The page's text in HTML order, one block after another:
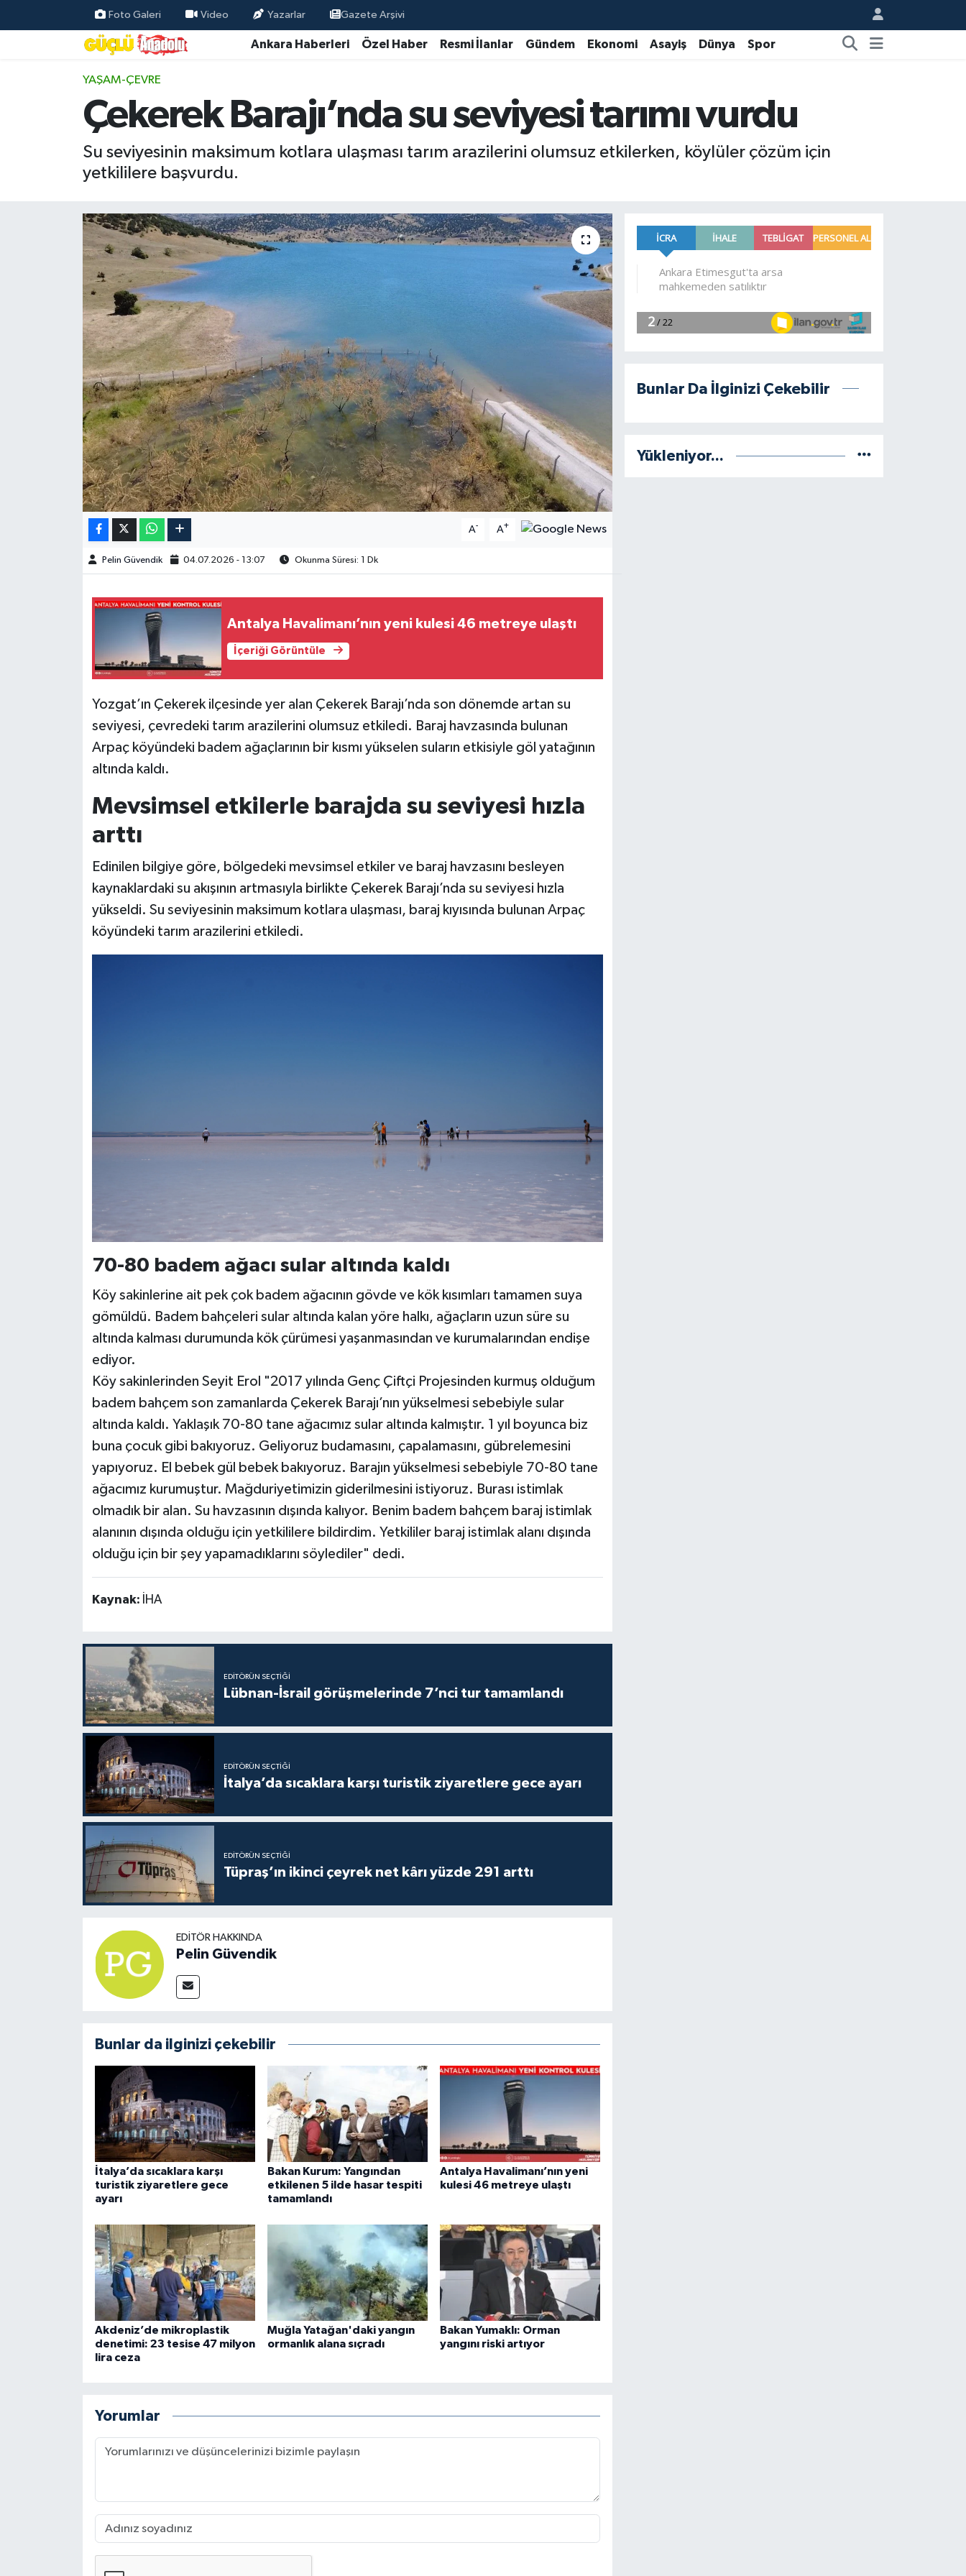
Foto Galeri Video Yazarlar Gazete Arşivi
Ankara Haberleri Özel Haber Resmi İlanlar Gündem Ekonomi Asayiş Dünya Spor
YAŞAM-ÇEVRE
Çekerek Barajı’nda su seviyesi tarımı vurdu
Su seviyesinin maksimum kotlara ulaşması tarım arazilerini olumsuz etkilerken, köylüler çözüm için
yetkililere başvurdu.
A- A+
Pelin Güvendik 04.07.2026 - 13:07 Okunma Süresi: 1 Dk
Antalya Havalimanı’nın yeni kulesi 46 metreye ulaştı
İçeriği Görüntüle
Yozgat’ın Çekerek ilçesinde yer alan Çekerek Barajı’nda son dönemde artan su
seviyesi, çevredeki tarım arazilerini olumsuz etkiledi. Baraj havzasında bulunan
Arpaç köyündeki badem ağaçlarının bir kısmı yükselen suların etkisiyle göl yatağının
altında kaldı.
Mevsimsel etkilerle barajda su seviyesi hızla
arttı
Edinilen bilgiye göre, bölgedeki mevsimsel etkiler ve baraj havzasını besleyen
kaynaklardaki su akışının artmasıyla birlikte Çekerek Barajı’nda su seviyesi hızla
yükseldi. Su seviyesinin maksimum kotlara ulaşması, baraj kıyısında bulunan Arpaç
köyündeki tarım arazilerini etkiledi.
70-80 badem ağacı sular altında kaldı
Köy sakinlerine ait pek çok badem ağacının gövde ve kök kısımları tamamen suya
gömüldü. Badem bahçeleri sular altında kalan yöre halkı, ağaçların uzun süre su
altında kalması durumunda kök çürümesi yaşanmasından ve kurumalarından endişe
ediyor.
Köy sakinlerinden Seyit Erol "2017 yılında Genç Çiftçi Projesinden kurmuş olduğum
badem bahçem son zamanlarda Çekerek Barajı’nın yükselmesi sebebiyle sular
altında kaldı. Yaklaşık 70-80 tane ağacımız sular altında kalmıştır. 1 yıl boyunca biz
buna çocuk gibi bakıyoruz. Geliyoruz budamasını, çapalamasını, gübrelemesini
yapıyoruz. El bebek gül bebek bakıyoruz. Barajın yükselmesi sebebiyle 70-80 tane
ağacımız kurumuştur. Mağduriyetimizin giderilmesini istiyoruz. Burası istimlak
olmadık bir alan. Su havzasının dışında kalıyor. Benim badem bahçem baraj istimlak
alanının dışında olduğu için yetkililere bildirdim. Yetkililer baraj istimlak alanı dışında
olduğu için bir şey yapamadıklarını söylediler" dedi.
Kaynak: İHA
EDITÖRÜN SEÇTIĞI
Lübnan-İsrail görüşmelerinde 7’nci tur tamamlandı
EDITÖRÜN SEÇTIĞI
İtalya’da sıcaklara karşı turistik ziyaretlere gece ayarı
EDITÖRÜN SEÇTIĞI
Tüpraş’ın ikinci çeyrek net kârı yüzde 291 arttı
EDITÖR HAKKINDA
Pelin Güvendik
Bunlar da ilginizi çekebilir
İtalya’da sıcaklara karşı
turistik ziyaretlere gece
ayarı
Bakan Kurum: Yangından
etkilenen 5 ilde hasar tespiti
tamamlandı
Antalya Havalimanı’nın yeni
kulesi 46 metreye ulaştı
Akdeniz’de mikroplastik
denetimi: 23 tesise 47 milyon
lira ceza
Muğla Yatağan'daki yangın
ormanlık alana sıçradı
Bakan Yumaklı: Orman
yangını riski artıyor
Yorumlar
Bunlar Da İlginizi Çekebilir
Yükleniyor...
Özel Haber
Resmi İlanlar
Magazin
Burç Yorumları
Hava Durumu
Kim kimdir?
Kültür Sanat
Televizyon